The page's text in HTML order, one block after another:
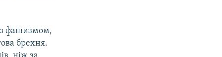
з фашизмом,
брехня.